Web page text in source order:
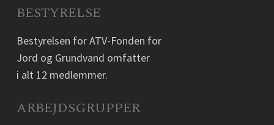
BESTYRELSE
Bestyrelsen for ATV-Fonden for
Jord og Grundvand omfatter
i alt 12 medlemmer.
ARBEJDSGRUPPER